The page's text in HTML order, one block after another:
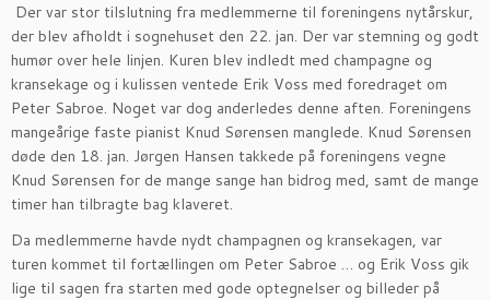
Der var stor tilslutning fra medlemmerne til foreningens nytårskur,
der blev afholdt i sognehuset den 22. jan. Der var stemning og godt
humør over hele linjen. Kuren blev indledt med champagne og
kransekage og i kulissen ventede Erik Voss med foredraget om
Peter Sabroe. Noget var dog anderledes denne aften. Foreningens
mangeårige faste pianist Knud Sørensen manglede. Knud Sørensen
døde den 18. jan. Jørgen Hansen takkede på foreningens vegne
Knud Sørensen for de mange sange han bidrog med, samt de mange
timer han tilbragte bag klaveret.
Da medlemmerne havde nydt champagnen og kransekagen, var
turen kommet til fortællingen om Peter Sabroe … og Erik Voss gik
lige til sagen fra starten med gode optegnelser og billeder på